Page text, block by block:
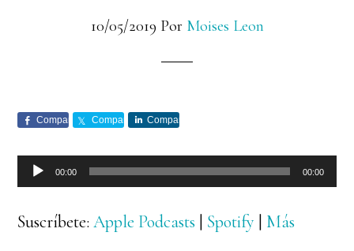
10/05/2019 Por Moises Leon
Comparte Comparte Comparte
Reproductor
de
audio
00:00 00:00
Suscríbete:Apple Podcasts | Spotify | Más